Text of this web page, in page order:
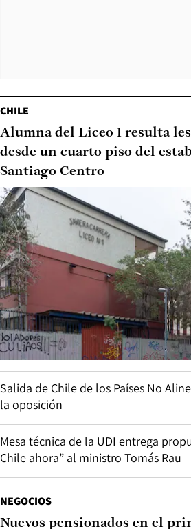
CHILE
Alumna del Liceo 1 resulta
desde un cuarto piso del
Santiago Centro
Salida de Chile de los Países No
la oposición
Mesa técnica de la UDI entrega
Chile ahora” al ministro Tomás Rau
NEGOCIOS
Nuevos pensionados en el